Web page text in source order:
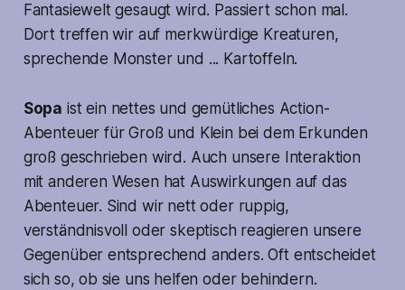
Fantasiewelt gesaugt wird. Passiert schon mal.
Dort treffen wir auf merkwürdige Kreaturen,
sprechende Monster und ... Kartoffeln.
Sopa ist ein nettes und gemütliches Action-
Abenteuer für Groß und Klein bei dem Erkunden
groß geschrieben wird. Auch unsere Interaktion
mit anderen Wesen hat Auswirkungen auf das
Abenteuer. Sind wir nett oder ruppig,
verständnisvoll oder skeptisch reagieren unsere
Gegenüber entsprechend anders. Oft entscheidet
sich so, ob sie uns helfen oder behindern.